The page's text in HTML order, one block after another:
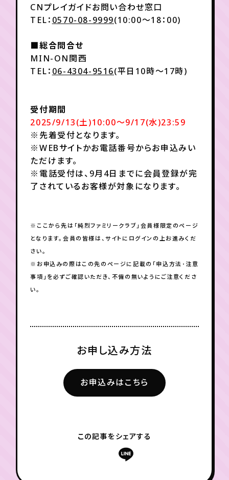
CNプレイガイドお問い合わせ窓口
TEL： 0570-08-9999(10:00～18：00)
■総合問合せ
MIN-ON関西
TEL： 06-4304-9516(平日10時～17時)
受付期間
2025/9/13(土)10:00～9/17(水)23:59
※先着受付となります。
※WEBサイトかお電話番号からお申込みい
ただけます。
※電話受付は、9月4日までに会員登録が完
了されているお客様が対象になります。
※ここから先は「純烈ファミリークラブ」会員様限定のページ
となります。会員の皆様は、サイトにログインの上お進みくだ
さい。
※お申込みの際はこの先のページに記載の「申込方法･注意
事項」を必ずご確認いただき、不備の無いようにご注意くださ
い。
お申し込み方法
お申込みはこちら
この記事をシェアする